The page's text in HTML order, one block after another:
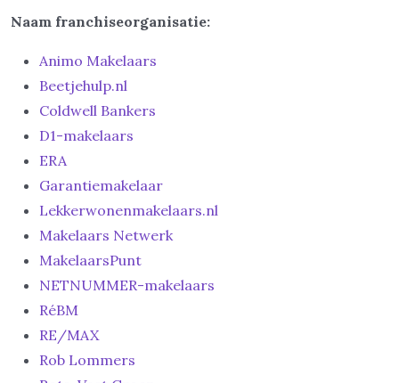
Naam franchiseorganisatie:
Animo Makelaars
Beetjehulp.nl
Coldwell Bankers
D1-makelaars
ERA
Garantiemakelaar
Lekkerwonenmakelaars.nl
Makelaars Netwerk
MakelaarsPunt
NETNUMMER-makelaars
RéBM
RE/MAX
Rob Lommers